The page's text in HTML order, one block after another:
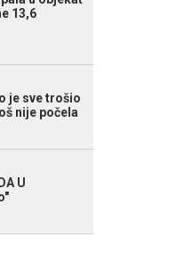
13,6
je sve trošio
nije počela
U